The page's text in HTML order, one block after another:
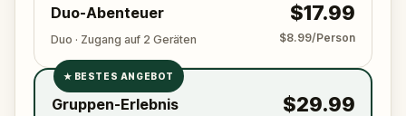
Duo-Abenteuer
Duo · Zugang auf 2 Geräten
$17.99
$8.99/Person
✓
✓
★ BESTES ANGEBOT
Gruppen-Erlebnis $29.99